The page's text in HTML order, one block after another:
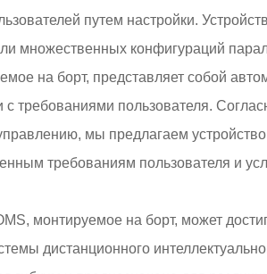
путем настройки.
множественных конфигураций
на борт, представляет собой
с требованиями пользователя.
мы предлагаем устройство
требованиям пользователя и
монтируемое на борт, может
дистанционного